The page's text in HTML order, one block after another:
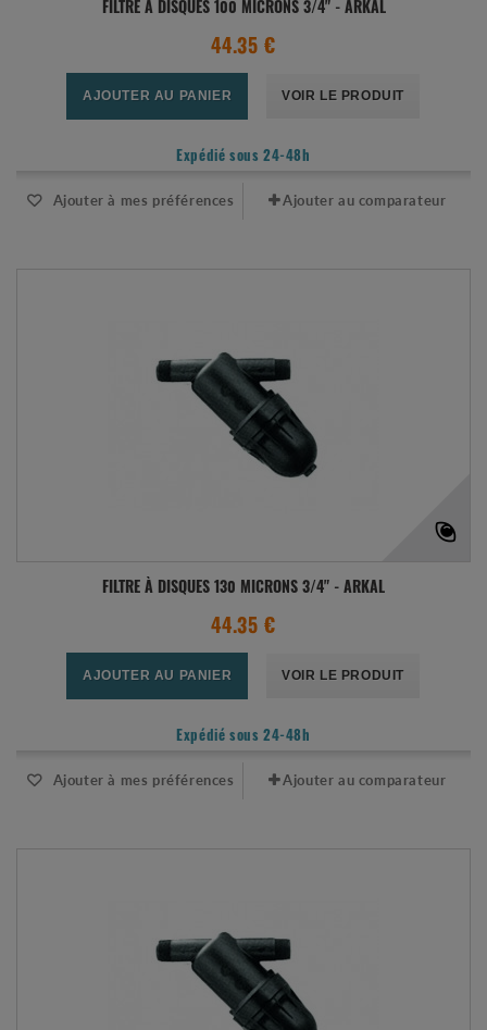
FILTRE À DISQUES 100 MICRONS 3/4" - ARKAL
44.35 €
AJOUTER AU PANIER VOIR LE PRODUIT
Expédié sous 24-48h
Ajouter à mes préférences Ajouter au comparateur
FILTRE À DISQUES 130 MICRONS 3/4" - ARKAL
44.35 €
AJOUTER AU PANIER VOIR LE PRODUIT
Expédié sous 24-48h
Ajouter à mes préférences Ajouter au comparateur